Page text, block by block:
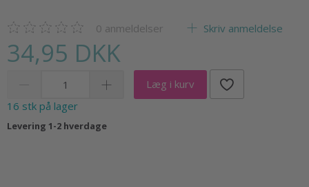
0 anmeldelser Skriv anmeldelse
34,95 DKK
Læg i kurv
16 stk på lager
Levering 1-2 hverdage